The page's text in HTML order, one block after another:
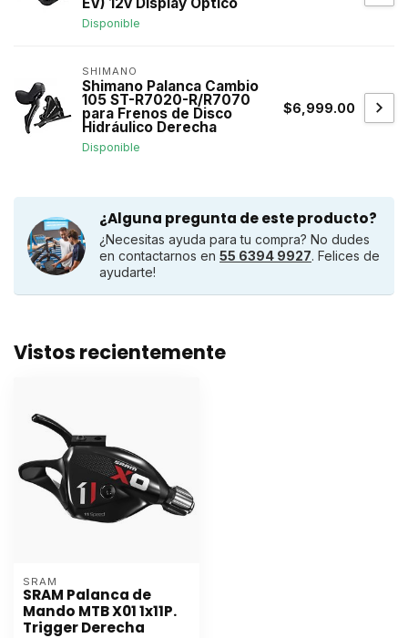
Disponible
SHIMANO
Shimano Palanca Cambio
105 ST-R7020-R/R7070
para Frenos de Disco
Hidráulico Derecha
Disponible
$6,999.00
¿Alguna pregunta de este producto?
¿Necesitas ayuda para tu compra? No dudes
en contactarnos en 55 6394 9927. Felices de
ayudarte!
Vistos recientemente
SRAM
SRAM Palanca de
Mando MTB X01 1x11P.
Trigger Derecha